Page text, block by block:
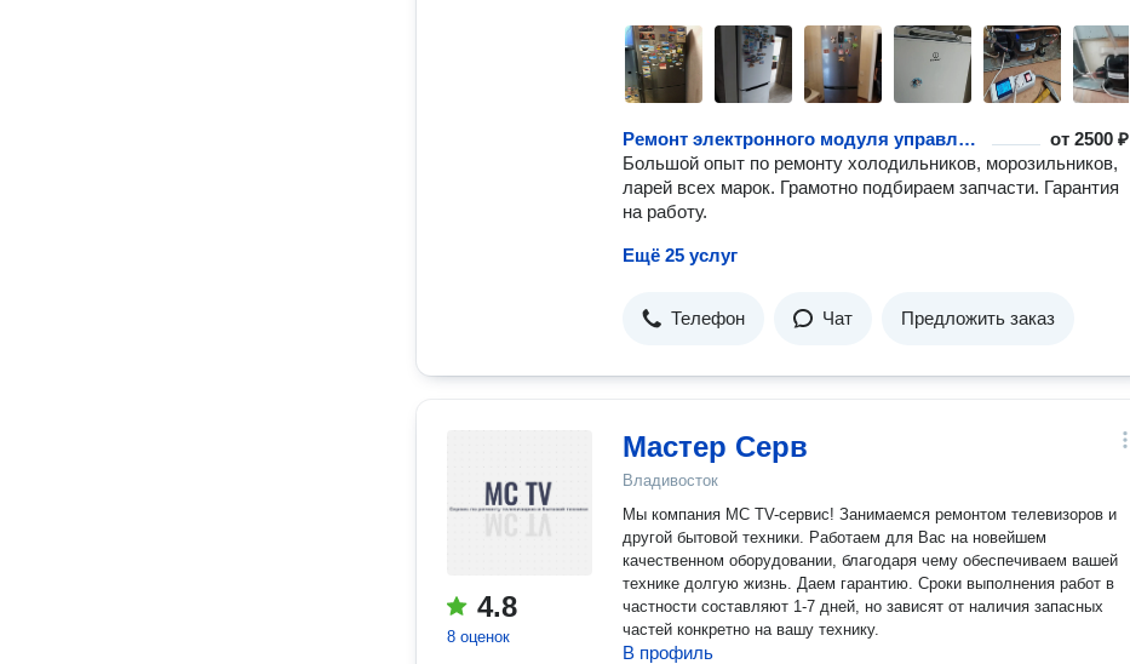
Ремонт электронного модуля управления от2500 ₽
Большой опыт по ремонту холодильников, морозильников,
ларей всех марок. Грамотно подбираем запчасти. Гарантия
на работу.
Ещё 25 услуг
Телефон Чат Предложить заказ
4.8
8 оценок
Мастер Серв
Владивосток
Мы компания MC TV-сервис! Занимаемся ремонтом телевизоров и
другой бытовой техники. Работаем для Вас на новейшем
качественном оборудовании, благодаря чему обеспечиваем вашей
технике долгую жизнь. Даем гарантию. Сроки выполнения работ в
частности составляют 1-7 дней, но зависят от наличия запасных
частей конкретно на вашу технику.
В профиль